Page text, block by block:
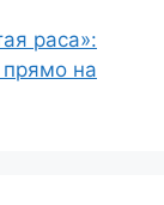
раса»:
на